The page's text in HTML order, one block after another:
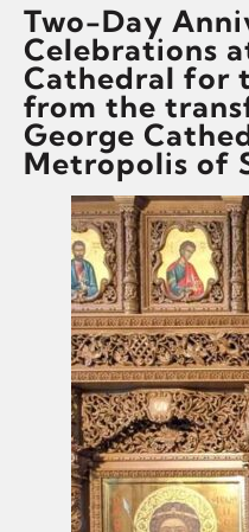
Two-Day
Celebrations
Cathedral for
from the
George
Metropolis of